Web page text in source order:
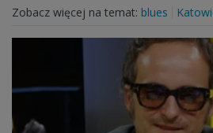
Zobacz więcej na temat: blues